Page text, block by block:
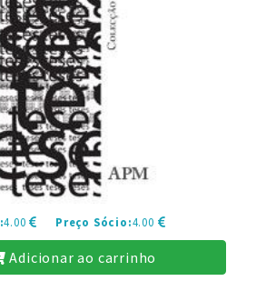
4.00 Preço Sócio:4.00
Adicionar ao carrinho